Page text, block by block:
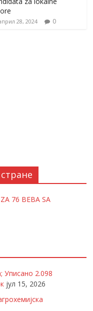
28, 2024 0
76 BEBA SA
2.098
јул 15, 2026